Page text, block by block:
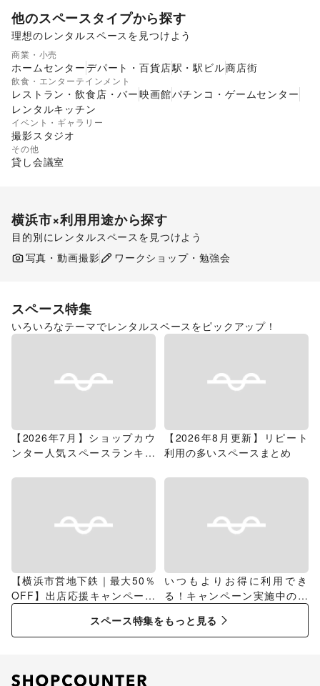
他のスペースタイプから探す
理想のレンタルスペースを見つけよう
ショッピングモール
ギャラリー・貸し画廊
商業・小売
ホームセンターデパート・百貨店駅・駅ビル商店街
飲食・エンターテインメント
レストラン・飲食店・バー映画館パチンコ・ゲームセンター
レンタルキッチン
イベント・ギャラリー
撮影スタジオ
その他
貸し会議室
横浜市×利用用途から探す
目的別にレンタルスペースを見つけよう
ポップアップストア
食品販売
販促イベント 展示会・個展
写真・動画撮影 ワークショップ・勉強会
スペース特集
いろいろなテーマでレンタルスペースをピックアップ！
【2026年7月】ショップカウ
ンター人気スペースランキン
【2026年8月更新】リピート
利用の多いスペースまとめ
【横浜市営地下鉄｜最大50％
OFF】出店応援キャンペーン
特集
いつもよりお得に利用でき
る！キャンペーン実施中のス
スペース特集をもっと見る